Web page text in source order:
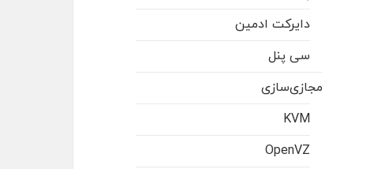
دایرکت ادمین
سی پنل
مجازی‌سازی
KVM
OpenVZ